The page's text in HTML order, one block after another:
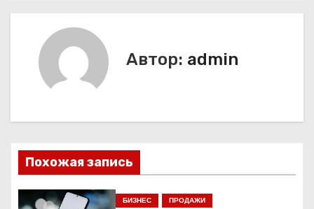
и
я
п
Автор: admin
Похожая запись
БИЗНЕС ПРОДАЖИ